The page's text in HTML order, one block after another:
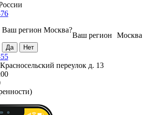
Москва
Ваш регион
Ваш регион Москва?
переулок д. 13